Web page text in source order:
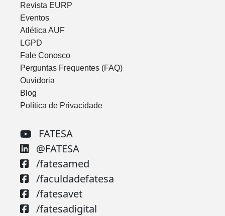
Revista EURP
Eventos
Atlética AUF
LGPD
Fale Conosco
Perguntas Frequentes (FAQ)
Ouvidoria
Blog
Política de Privacidade
FATESA
@FATESA
/fatesamed
/faculdadefatesa
/fatesavet
/fatesadigital